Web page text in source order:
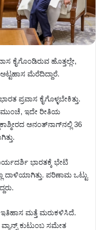
ಕೈಗೊಂಡಿರುವ ಹೊತ್ತಲ್ಲೇ,
ಮೆರೆದಿದ್ದಾರೆ.
ಪ್ರವಾಸ ಕೈಗೊಳ್ಳಬೇಕಿತ್ತು.
ಇದೇ ರೀತಿಯ
ಅನಂತ್​​ನಾಗ್​​ನಲ್ಲಿ 36
ಭಾರತಕ್ಕೆ ಭೇಟಿ
ದಾಳಿಯಾಗಿತ್ತು. ಪರಿಣಾಮ ಒಟ್ಟು
ಮತ್ತೆ ಮರುಕಳಿಸಿದೆ.
ಕುಟುಂಬ ಸಮೇತ